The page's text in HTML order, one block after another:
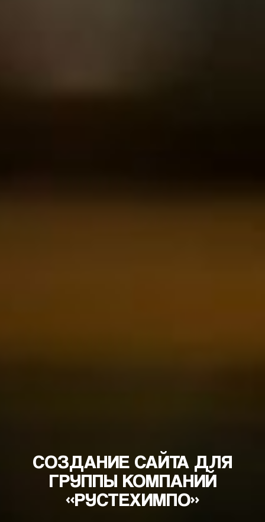
СОЗДАНИЕ САЙТА ДЛЯ
ГРУППЫ КОМПАНИЙ
«РУСТЕХИМПО»